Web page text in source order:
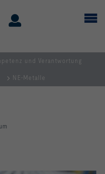
und Verantwortung
NE-Metalle